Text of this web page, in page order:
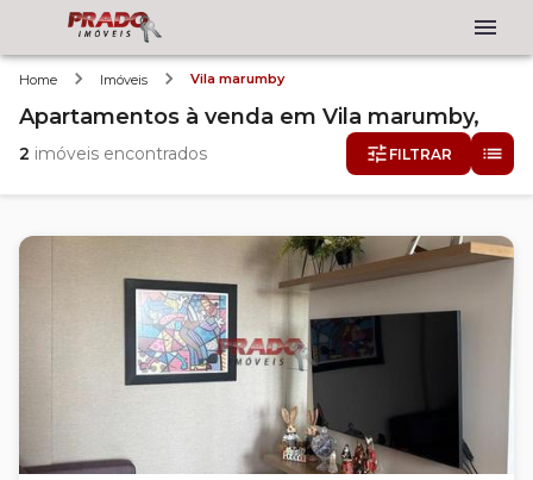
Home Imóveis Vila marumby
Apartamentos à venda em Vila marumby,
2 imóveis encontrados FILTRAR